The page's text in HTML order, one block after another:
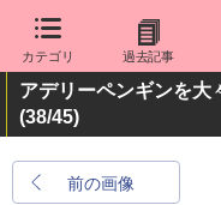
カテゴリ 過去記事
アデリーペンギンを大
(38/45)
前の画像